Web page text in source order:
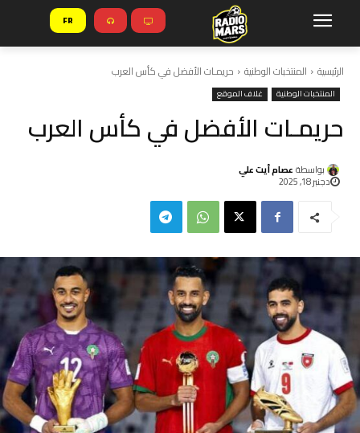
FR
الرئيسية المنتخبات الوطنية حريمـات الأفضل في كأس العرب
المنتخبات الوطنية غلاف الموقع
حريمـات الأفضل في كأس العرب
بواسطة عصام أيت علي
دجنبر 18, 2025